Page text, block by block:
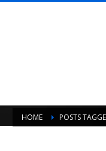
HOME POSTS